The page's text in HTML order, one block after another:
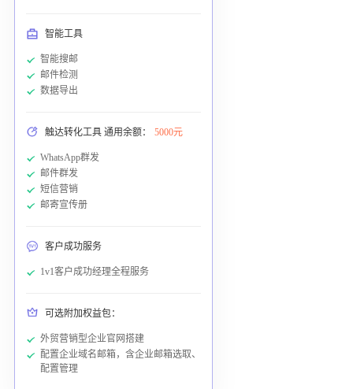
智能工具
智能搜邮
邮件检测
数据导出
触达转化工具 通用余额： 5000元
WhatsApp群发
邮件群发
短信营销
邮寄宣传册
客户成功服务
1v1客户成功经理全程服务
可选附加权益包：
外贸营销型企业官网搭建
配置企业域名邮箱，含企业邮箱选取、
配置管理